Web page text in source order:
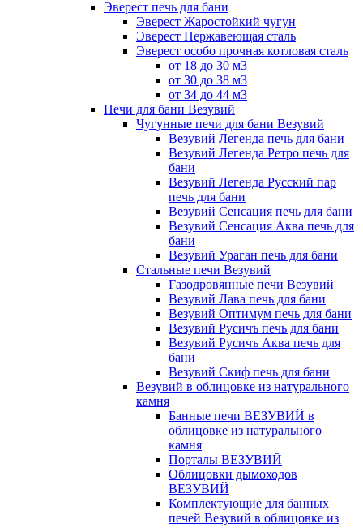
Эверест печь для бани
Эверест Жаростойкий чугун
Эверест Нержавеющая сталь
Эверест особо прочная котловая сталь
от 18 до 30 м3
от 30 до 38 м3
от 34 до 44 м3
Печи для бани Везувий
Чугунные печи для бани Везувий
Везувий Легенда печь для бани
Везувий Легенда Ретро печь для
бани
Везувий Легенда Русский пар
печь для бани
Везувий Сенсация печь для бани
Везувий Сенсация Аква печь для
бани
Везувий Ураган печь для бани
Стальные печи Везувий
Газодровянные печи Везувий
Везувий Лава печь для бани
Везувий Оптимум печь для бани
Везувий Русичъ печь для бани
Везувий Русичъ Аква печь для
бани
Везувий Скиф печь для бани
Везувий в облицовке из натурального
камня
Банные печи ВЕЗУВИЙ в
облицовке из натурального
камня
Порталы ВЕЗУВИЙ
Облицовки дымоходов
ВЕЗУВИЙ
Комплектующие для банных
печей Везувий в облицовке из